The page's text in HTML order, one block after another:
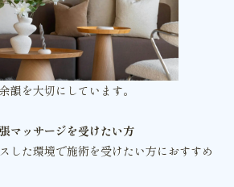
韻を大切にしています。
マッサージを受けたい方
した環境で施術を受けたい方におすすめ